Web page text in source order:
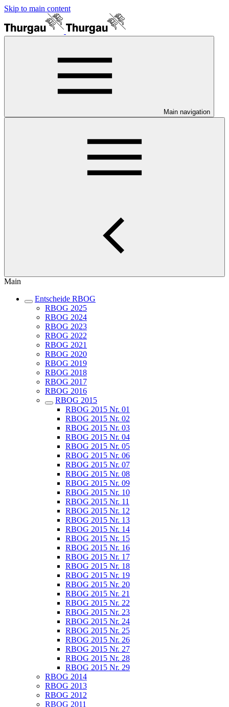
Skip to main content
Main navigation
Main
Entscheide RBOG
RBOG 2025
RBOG 2024
RBOG 2023
RBOG 2022
RBOG 2021
RBOG 2020
RBOG 2019
RBOG 2018
RBOG 2017
RBOG 2016
RBOG 2015
RBOG 2015 Nr. 01
RBOG 2015 Nr. 02
RBOG 2015 Nr. 03
RBOG 2015 Nr. 04
RBOG 2015 Nr. 05
RBOG 2015 Nr. 06
RBOG 2015 Nr. 07
RBOG 2015 Nr. 08
RBOG 2015 Nr. 09
RBOG 2015 Nr. 10
RBOG 2015 Nr. 11
RBOG 2015 Nr. 12
RBOG 2015 Nr. 13
RBOG 2015 Nr. 14
RBOG 2015 Nr. 15
RBOG 2015 Nr. 16
RBOG 2015 Nr. 17
RBOG 2015 Nr. 18
RBOG 2015 Nr. 19
RBOG 2015 Nr. 20
RBOG 2015 Nr. 21
RBOG 2015 Nr. 22
RBOG 2015 Nr. 23
RBOG 2015 Nr. 24
RBOG 2015 Nr. 25
RBOG 2015 Nr. 26
RBOG 2015 Nr. 27
RBOG 2015 Nr. 28
RBOG 2015 Nr. 29
RBOG 2014
RBOG 2013
RBOG 2012
RBOG 2011